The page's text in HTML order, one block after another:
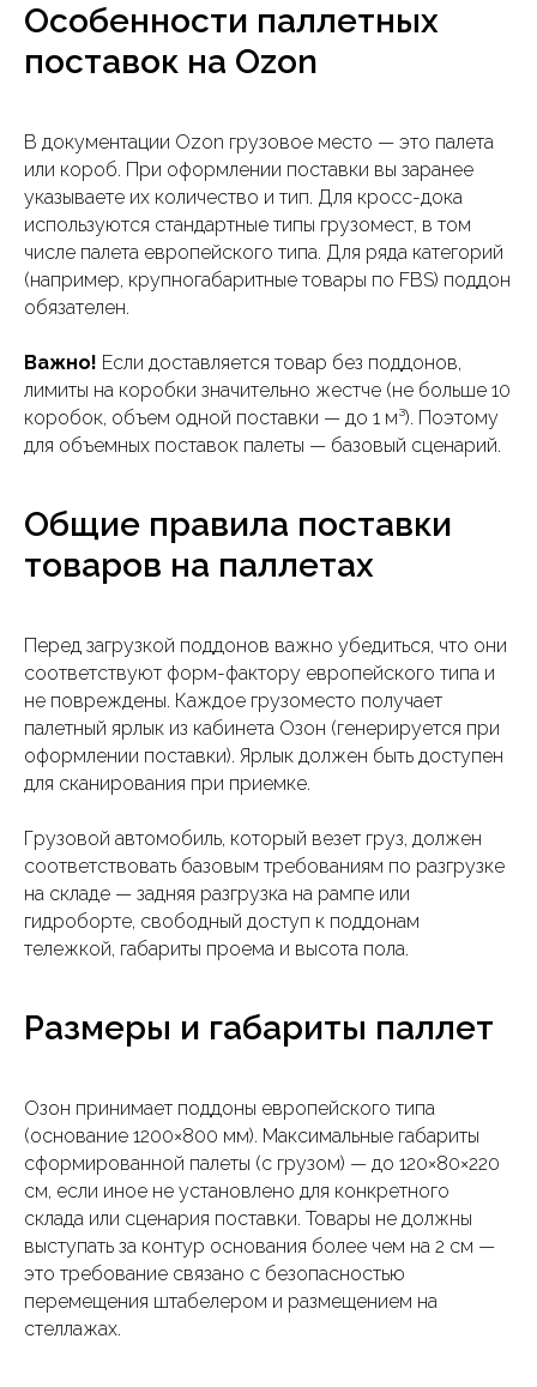
Особенности паллетных
поставок на Ozon
В документации Ozon грузовое место — это палета
или короб. При оформлении поставки вы заранее
указываете их количество и тип. Для кросс-дока
используются стандартные типы грузомест, в том
числе палета европейского типа. Для ряда категорий
(например, крупногабаритные товары по FBS) поддон
обязателен.
Важно! Если доставляется товар без поддонов,
лимиты на коробки значительно жестче (не больше 10
коробок, объем одной поставки — до 1 м³). Поэтому
для объемных поставок палеты — базовый сценарий.
Общие правила поставки
товаров на паллетах
Перед загрузкой поддонов важно убедиться, что они
соответствуют форм-фактору европейского типа и
не повреждены. Каждое грузоместо получает
палетный ярлык из кабинета Озон (генерируется при
оформлении поставки). Ярлык должен быть доступен
для сканирования при приемке.
Грузовой автомобиль, который везет груз, должен
соответствовать базовым требованиям по разгрузке
на складе — задняя разгрузка на рампе или
гидроборте, свободный доступ к поддонам
тележкой, габариты проема и высота пола.
Размеры и габариты паллет
Озон принимает поддоны европейского типа
(основание 1200×800 мм). Максимальные габариты
сформированной палеты (с грузом) — до 120×80×220
см, если иное не установлено для конкретного
склада или сценария поставки. Товары не должны
выступать за контур основания более чем на 2 см —
это требование связано с безопасностью
перемещения штабелером и размещением на
стеллажах.